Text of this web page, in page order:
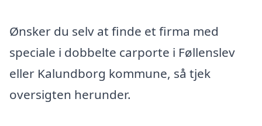
Ønsker du selv at finde et firma med
speciale i dobbelte carporte i Føllenslev
eller Kalundborg kommune, så tjek
oversigten herunder.